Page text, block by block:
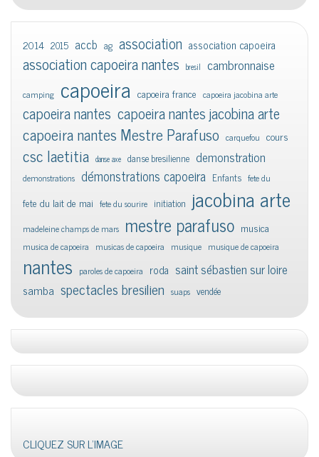
2014 2015 accb ag association association capoeira
association capoeira nantes bresil cambronnaise
camping capoeira capoeira france capoeira jacobina arte
capoeira nantes capoeira nantes jacobina arte
capoeira nantes Mestre Parafuso carquefou cours
csc laetitia danse axe danse bresilienne demonstration
demonstrations démonstrations capoeira Enfants fete du
fete du lait de mai fete du sourire initiation jacobina arte
madeleine champs de mars mestre parafuso musica
musica de capoeira musicas de capoeira musique musique de capoeira
nantes paroles de capoeira roda saint sébastien sur loire
samba spectacles bresilien suaps vendée
CLIQUEZ SUR L'IMAGE